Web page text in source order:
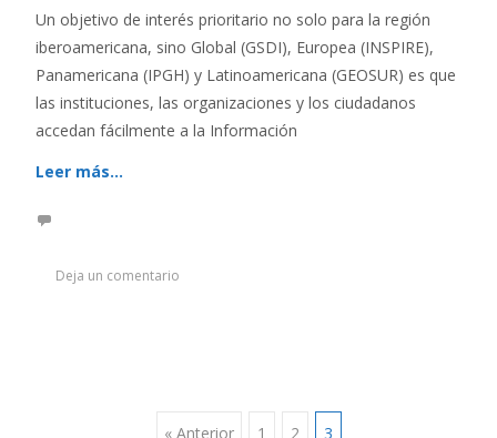
Un objetivo de interés prioritario no solo para la región
iberoamericana, sino Global (GSDI), Europea (INSPIRE),
Panamericana (IPGH) y Latinoamericana (GEOSUR) es que
las instituciones, las organizaciones y los ciudadanos
accedan fácilmente a la Información
Leer más…
Deja un comentario
« Anterior 1 2 3